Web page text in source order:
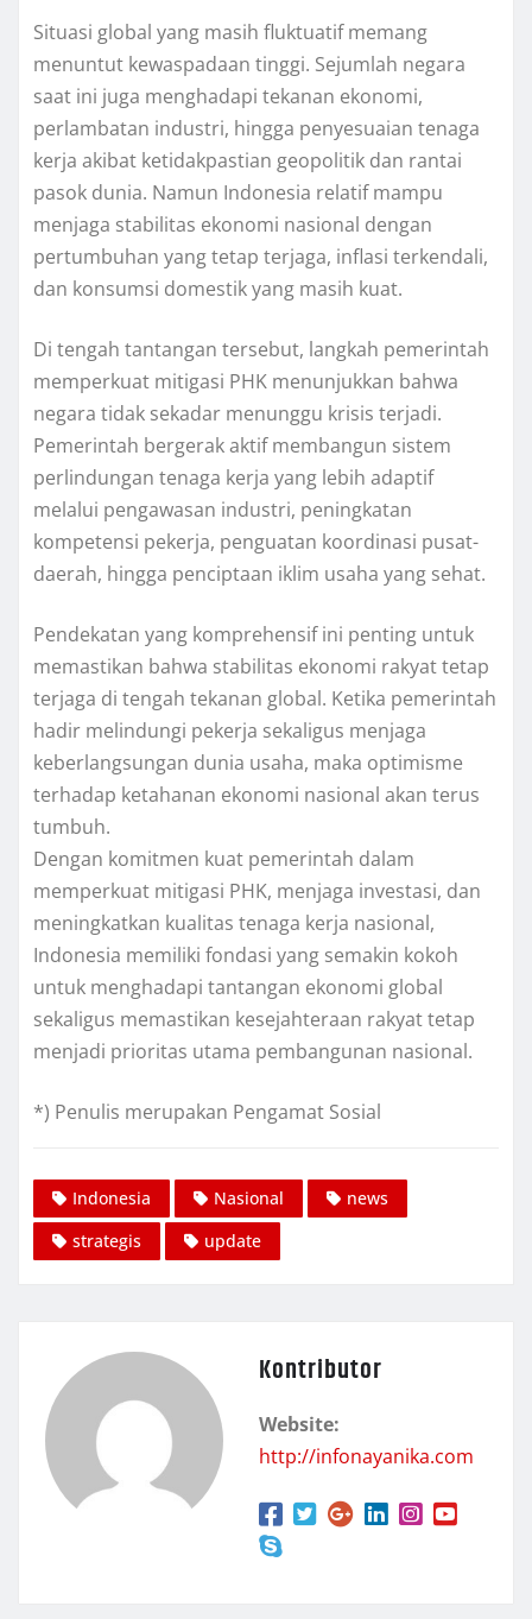
Situasi global yang masih fluktuatif memang
menuntut kewaspadaan tinggi. Sejumlah negara
saat ini juga menghadapi tekanan ekonomi,
perlambatan industri, hingga penyesuaian tenaga
kerja akibat ketidakpastian geopolitik dan rantai
pasok dunia. Namun Indonesia relatif mampu
menjaga stabilitas ekonomi nasional dengan
pertumbuhan yang tetap terjaga, inflasi terkendali,
dan konsumsi domestik yang masih kuat.
Di tengah tantangan tersebut, langkah pemerintah
memperkuat mitigasi PHK menunjukkan bahwa
negara tidak sekadar menunggu krisis terjadi.
Pemerintah bergerak aktif membangun sistem
perlindungan tenaga kerja yang lebih adaptif
melalui pengawasan industri, peningkatan
kompetensi pekerja, penguatan koordinasi pusat-
daerah, hingga penciptaan iklim usaha yang sehat.
Pendekatan yang komprehensif ini penting untuk
memastikan bahwa stabilitas ekonomi rakyat tetap
terjaga di tengah tekanan global. Ketika pemerintah
hadir melindungi pekerja sekaligus menjaga
keberlangsungan dunia usaha, maka optimisme
terhadap ketahanan ekonomi nasional akan terus
tumbuh.
Dengan komitmen kuat pemerintah dalam
memperkuat mitigasi PHK, menjaga investasi, dan
meningkatkan kualitas tenaga kerja nasional,
Indonesia memiliki fondasi yang semakin kokoh
untuk menghadapi tantangan ekonomi global
sekaligus memastikan kesejahteraan rakyat tetap
menjadi prioritas utama pembangunan nasional.
*) Penulis merupakan Pengamat Sosial
Indonesia Nasional
news
strategis
update
Kontributor
Website:
http://infonayanika.com